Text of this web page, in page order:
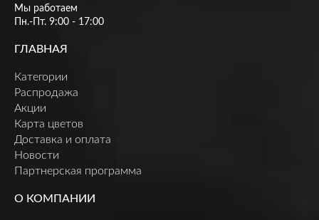
Мы работаем
Пн.-Пт. 9:00 - 17:00
ГЛАВНАЯ
Категории
Распродажа
Акции
Карта цветов
Доставка и оплата
Новости
Партнерская программа
О КОМПАНИИ